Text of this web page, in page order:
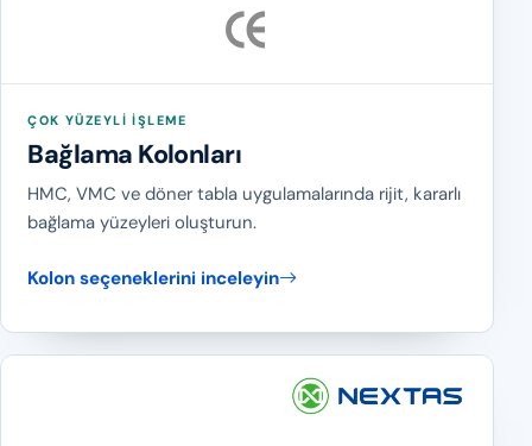
ÇOK YÜZEYLI IŞLEME
Bağlama Kolonları
HMC, VMC ve döner tabla uygulamalarında rijit, kararlı
bağlama yüzeyleri oluşturun.
Kolon seçeneklerini inceleyin